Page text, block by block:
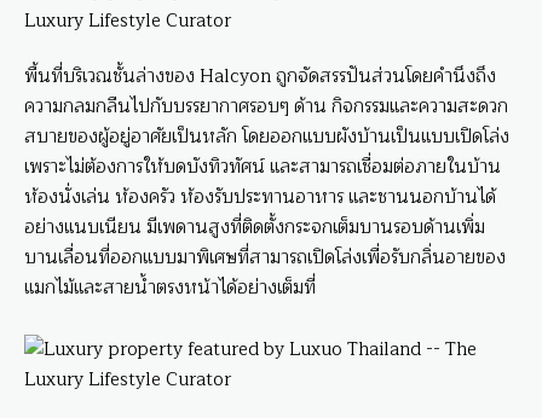
พื้นที่บริเวณชั้นล่างของ Halcyon ถูกจัดสรรปันส่วนโดยคำนึงถึง
ความกลมกลืนไปกับบรรยากาศรอบๆ ด้าน กิจกรรมและความสะดวก
สบายของผู้อยู่อาศัยเป็นหลัก โดยออกแบบผังบ้านเป็นแบบเปิดโล่ง
เพราะไม่ต้องการให้บดบังทิวทัศน์ และสามารถเชื่อมต่อภายในบ้าน
ห้องนั่งเล่น ห้องครัว ห้องรับประทานอาหาร และชานนอกบ้านได้
อย่างแนบเนียน มีเพดานสูงที่ติดตั้งกระจกเต็มบานรอบด้านเพิ่ม
บานเลื่อนที่ออกแบบมาพิเศษที่สามารถเปิดโล่งเพื่อรับกลิ่นอายของ
แมกไม้และสายน้ำตรงหน้าได้อย่างเต็มที่